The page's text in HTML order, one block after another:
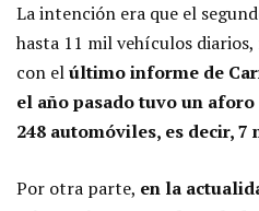
La intención era que el
hasta 11 mil vehículos
con elúltimo informe de
el año pasado tuvo un
248 automóviles, es decir, 7
Por otra parte, en la